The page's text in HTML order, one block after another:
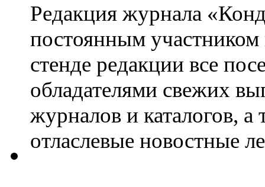
Редакция журнала
постоянным
стенде редакции все
обладателями свежих
журналов и каталогов,
отласлевые новостные